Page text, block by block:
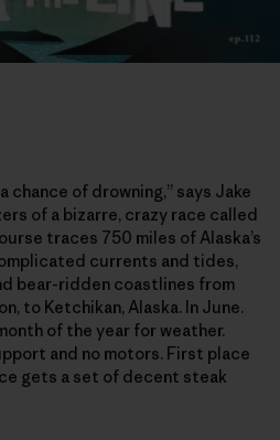
chance of drowning,” says Jake
of a bizarre, crazy race called
traces 750 miles of Alaska’s
currents and tides,
bear-ridden coastlines from
to Ketchikan, Alaska. In June.
of the year for weather.
and no motors. First place
gets a set of decent steak